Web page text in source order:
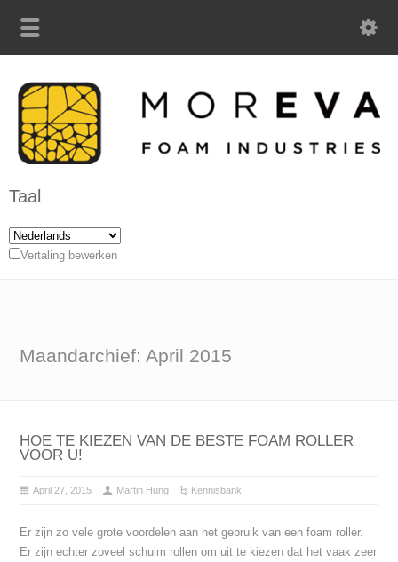
Taal
Vertaling bewerken
Maandarchief: April 2015
HOE TE KIEZEN VAN DE BESTE FOAM ROLLER
VOOR U!
April 27, 2015 Martin Hung Kennisbank
Er zijn zo vele grote voordelen aan het gebruik van een foam roller.
Er zijn echter zoveel schuim rollen om uit te kiezen dat het vaak zeer